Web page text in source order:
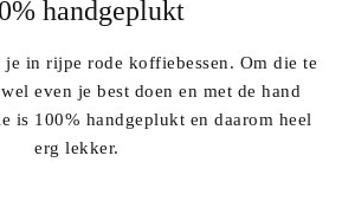
handgeplukt
je in rijpe rode koffiebessen. Om die te
even je best doen en met de hand
is 100% handgeplukt en daarom heel
erg lekker.